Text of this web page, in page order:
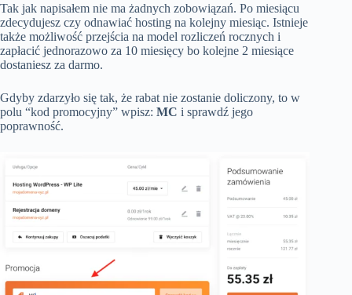
Tak jak napisałem nie ma żadnych zobowiązań. Po miesiącu
zdecydujesz czy odnawiać hosting na kolejny miesiąc. Istnieje
także możliwość przejścia na model rozliczeń rocznych i
zapłacić jednorazowo za 10 miesięcy bo kolejne 2 miesiące
dostaniesz za darmo.
Gdyby zdarzyło się tak, że rabat nie zostanie doliczony, to w
polu “kod promocyjny” wpisz: MC i sprawdź jego
poprawność.